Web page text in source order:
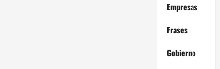
Empresas
Frases
Gobierno